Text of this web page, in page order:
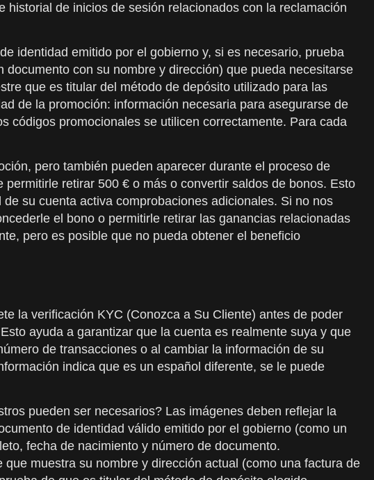
de inicios de sesión relacionados con la reclamación
identidad emitido por el gobierno y, si es necesario, prueba
con su nombre y dirección) que pueda necesitarse
que es titular del método de depósito utilizado para las
de la promoción: información necesaria para asegurarse de
códigos promocionales se utilicen correctamente. Para cada
pero también pueden aparecer durante el proceso de
retirar 500 € o más o convertir saldos de bonos. Esto
su cuenta activa comprobaciones adicionales. Si no nos
el bono o permitirle retirar las ganancias relacionadas
pero es posible que no pueda obtener el beneficio
la verificación KYC (Conozca a Su Cliente) antes de poder
ayuda a garantizar que la cuenta es realmente suya y que
de transacciones o al cambiar la información de su
indica que es un español diferente, se le puede
pueden ser necesarios? Las imágenes deben reflejar la
de identidad válido emitido por el gobierno (como un
fecha de nacimiento y número de documento.
muestra su nombre y dirección actual (como una factura de